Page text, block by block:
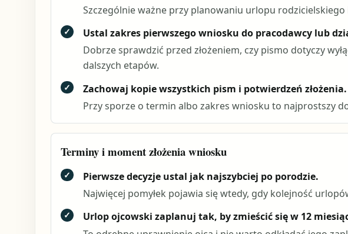
Szczególnie ważne przy planowaniu urlopu
✓
Ustal zakres pierwszego wniosku do pracodawcy lub
Dobrze sprawdzić przed złożeniem, czy pismo dotyczy
dalszych etapów.
✓
Zachowaj kopie wszystkich pism i potwierdzeń złożenia.
Przy sporze o termin albo zakres wniosku to najprostszy
Terminy i moment złożenia wniosku
✓
Pierwsze decyzje ustal jak najszybciej po porodzie.
Najwięcej pomyłek pojawia się wtedy, gdy kolejność
✓
Urlop ojcowski zaplanuj tak, by zmieścić się w 12